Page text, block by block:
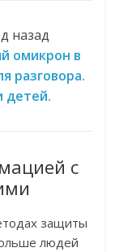
назад
омикрон в
разговора.
детей.
с
защиты
людей